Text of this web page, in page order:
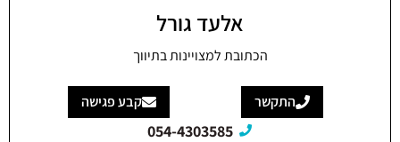
אלעד גורל
הכתובת למצויינות בתיווך
התקשר קבע פגישה
054-4303585